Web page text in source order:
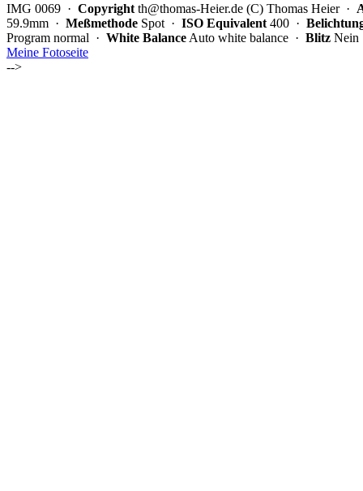
IMG 0069 · Copyright th@thomas-Heier.de (C) Thomas Heier ·
59.9mm · Meßmethode Spot · ISO Equivalent 400 ·
Program normal · White Balance Auto white balance · Blitz Nein
Meine Fotoseite
-->